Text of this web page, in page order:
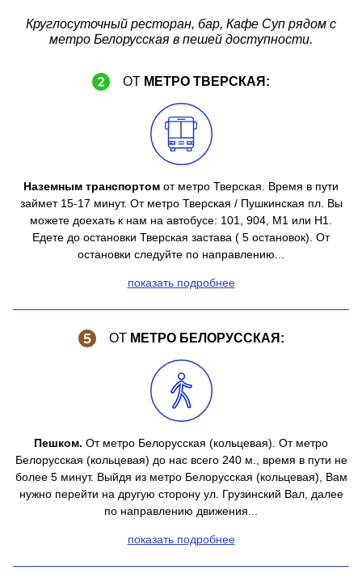
Круглосуточный ресторан, бар, Кафе Суп рядом с
метро Белорусская в пешей доступности.
ОТ МЕТРО ТВЕРСКАЯ:
Наземным транспортом от метро Тверская. Время в пути
займет 15-17 минут. От метро Тверская / Пушкинская пл. Вы
можете доехать к нам на автобусе: 101, 904, М1 или Н1.
Едете до остановки Тверская застава ( 5 остановок). От
остановки следуйте по направлению...
показать подробнее
ОТ МЕТРО БЕЛОРУССКАЯ:
Пешком. От метро Белорусская (кольцевая). От метро
Белорусская (кольцевая) до нас всего 240 м., время в пути не
более 5 минут. Выйдя из метро Белорусская (кольцевая), Вам
нужно перейти на другую сторону ул. Грузинский Вал, далее
по направлению движения...
показать подробнее